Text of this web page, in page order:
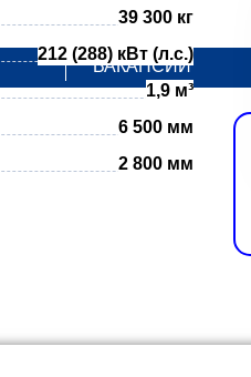
ВАКАНСИИ
39 300 кг
212 (288) кВт (л.с.)
1,9 м³
6 500 мм
2 800 мм